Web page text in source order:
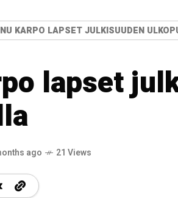
KARPO LAPSET JULKISUUDEN
lapset
ago 21 Views